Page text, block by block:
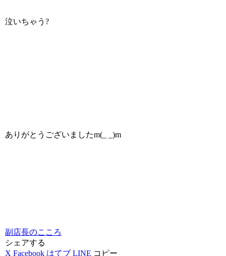
泣いちゃう?
ありがとうございましたm(_ _)m
副店長のこころ
シェアする
X Facebook はてブ LINE コピー